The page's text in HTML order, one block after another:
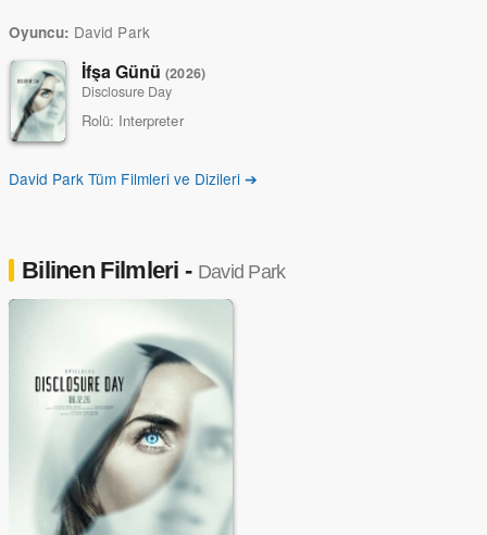
Oyuncu: David Park
İfşa Günü(2026)
Disclosure Day
Rolü: Interpreter
David Park Tüm Filmleri ve Dizileri ➔
Bilinen Filmleri - David Park